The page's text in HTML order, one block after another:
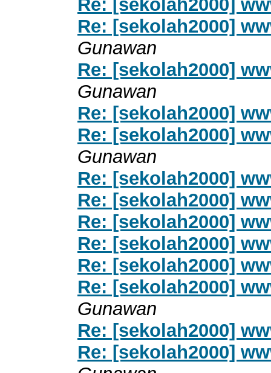
Re: [sekolah2000]
Re: [sekolah2000]
Gunawan
Re: [sekolah2000]
Gunawan
Re: [sekolah2000]
Re: [sekolah2000]
Gunawan
Re: [sekolah2000]
Re: [sekolah2000]
Re: [sekolah2000]
Re: [sekolah2000]
Re: [sekolah2000]
Re: [sekolah2000]
Gunawan
Re: [sekolah2000]
Re: [sekolah2000]